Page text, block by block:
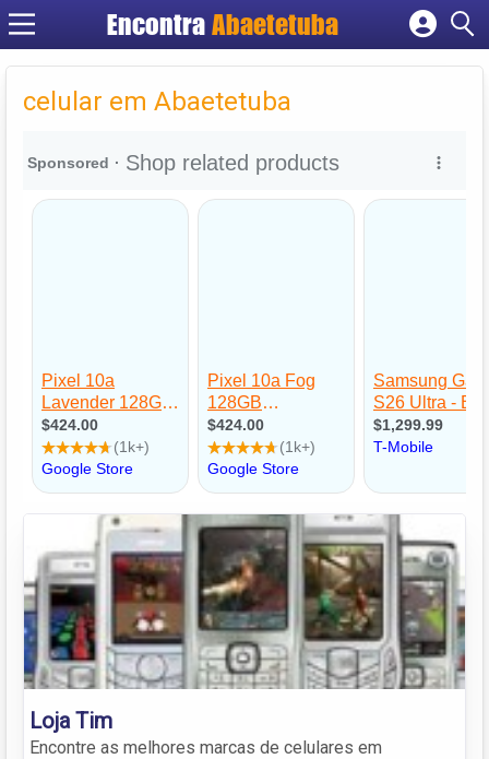
Encontra Abaetetuba
Cadastrar empresa
Criar conta
celular em Abaetetuba
Loja Tim
Encontre as melhores marcas de celulares em